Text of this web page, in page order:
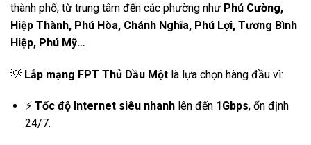
thành phố, từ trung tâm đến các phường như Phú Cường,
Hiệp Thành, Phú Hòa, Chánh Nghĩa, Phú Lợi, Tương Bình
Hiệp, Phú Mỹ…
💡 Lắp mạng FPT Thủ Dầu Một là lựa chọn hàng đầu vì:
⚡ Tốc độ Internet siêu nhanhlên đến 1Gbps, ổn định
24/7.